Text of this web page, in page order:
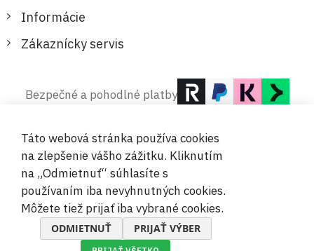
Informácie
Zákaznícky servis
Bezpečné a pohodlné platby
© 2019-2026 Megamix s.r.o.
Táto webová stránka používa cookies
na zlepšenie vášho zážitku. Kliknutím
na „Odmietnuť“ súhlasíte s
používaním iba nevyhnutných cookies.
Môžete tiež prijať iba vybrané cookies.
ODMIETNUŤ PRIJAŤ VÝBER